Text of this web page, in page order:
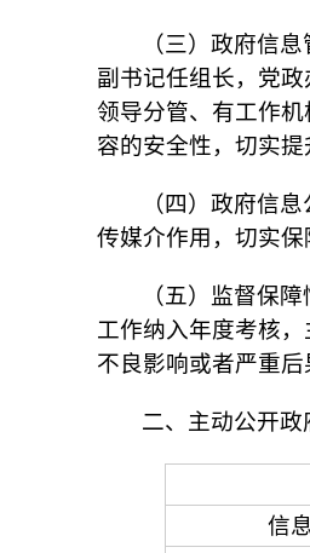
（三）政府信
副书记任组长，党
领导分管、有工作
容的安全性，切实提
（四）政府信
传媒介作用，切实
（五）监督保
工作纳入年度考核
不良影响或者严重后
二、主动公开政
信